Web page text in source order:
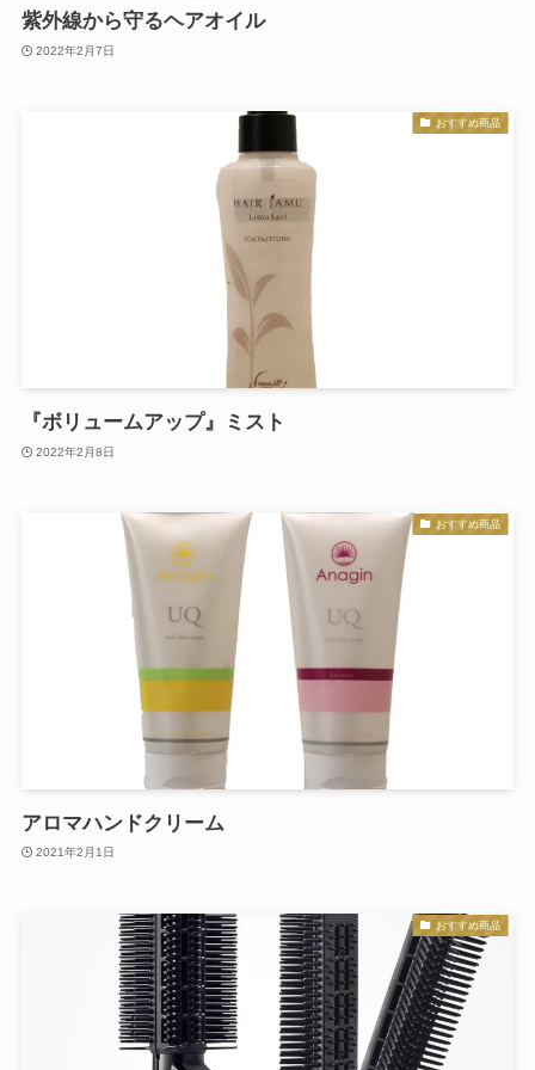
紫外線から守るヘアオイル
2022年2月7日
おすすめ商品
『ボリュームアップ』ミスト
2022年2月8日
おすすめ商品
アロマハンドクリーム
2021年2月1日
おすすめ商品